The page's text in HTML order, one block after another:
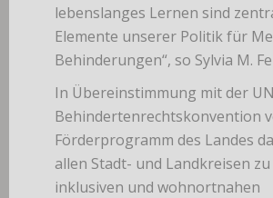
lebenslanges Lernen sind
Elemente unserer Politik für
Behinderungen“, so Sylvia M.
In Übereinstimmung mit der
Behindertenrechtskonvention
Förderprogramm des Landes
allen Stadt- und Landkreisen
inklusiven und wohnortnahen